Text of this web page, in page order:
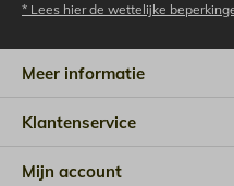
* Lees hier de wettelijke
Meer informatie
Klantenservice
Mijn account